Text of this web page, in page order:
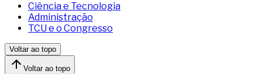
Ciência e Tecnologia
Administração
TCU e o Congresso
Voltar ao topo
Voltar ao topo